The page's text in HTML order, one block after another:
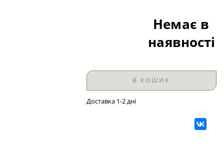
Немає в
наявності
В КОШИК
Доставка 1-2 дні